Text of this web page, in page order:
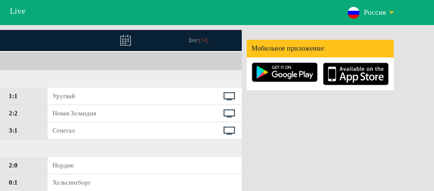
Live Россия
Мобильное приложение:
live:(14)
1:1 Уругвай
2:2 Новая Зеландия
3:1 Сенегал
2:0 Нордик
0:1 Хельсингборг